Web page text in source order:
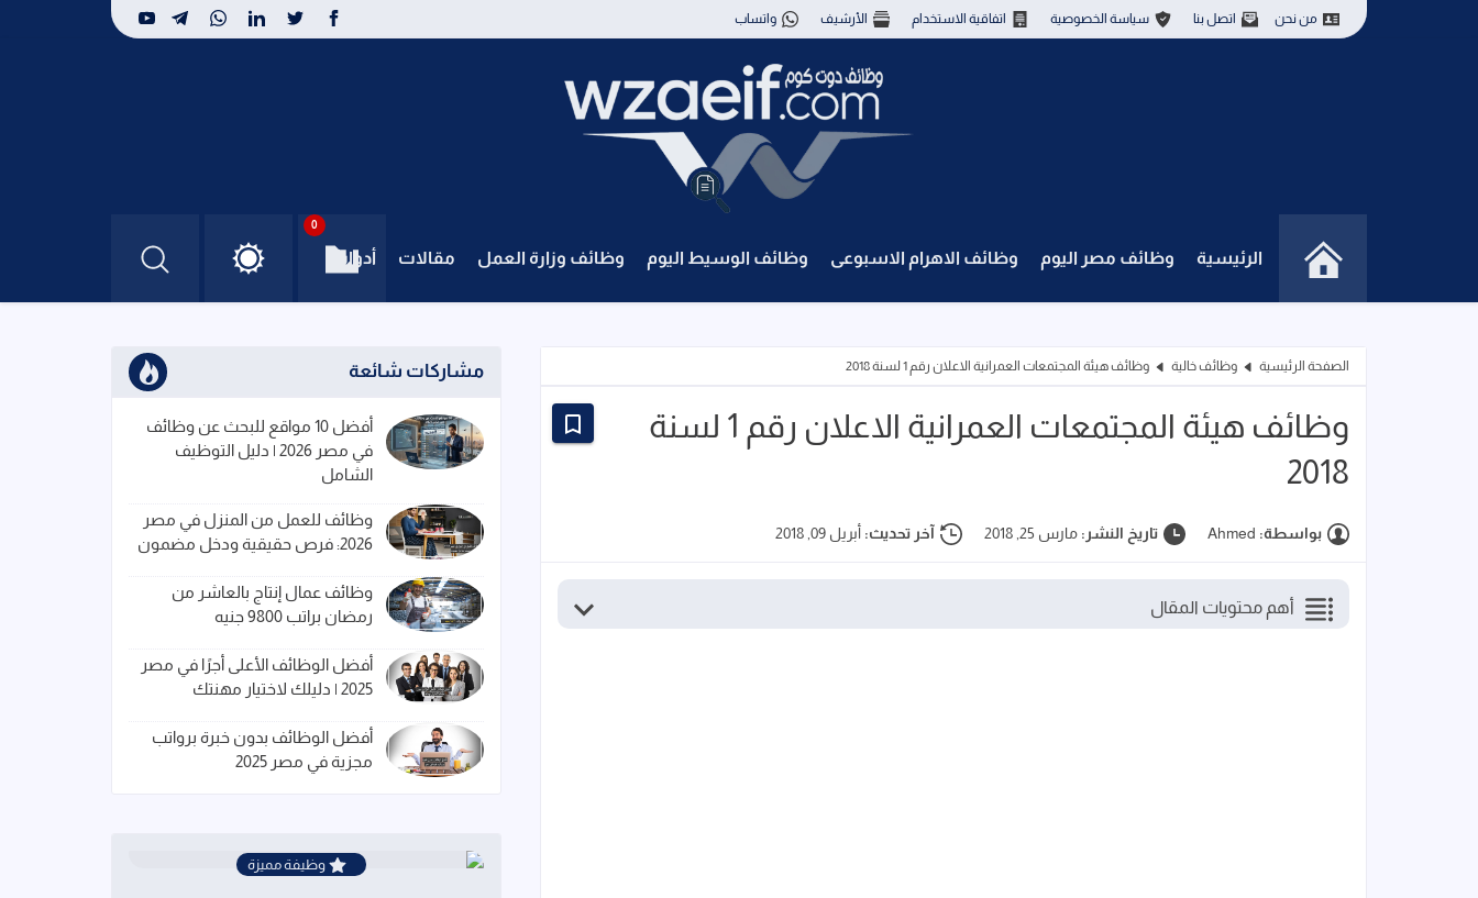
من نحن اتصل بنا سياسة الخصوصية اتفاقية الاستخدام الأرشيف واتساب
الرئيسية وظائف مصر اليوم وظائف الاهرام الاسبوعى وظائف الوسيط اليوم وظائف وزارة العمل مقالات أدوات
0
الصفحة الرئيسية وظائف خالية وظائف هيئة المجتمعات العمرانية الاعلان رقم 1 لسنة 2018
وظائف هيئة المجتمعات العمرانية الاعلان رقم 1 لسنة
2018
بواسطة: Ahmed تاريخ النشر: مارس 25, 2018 آخر تحديث: أبريل 09, 2018
أهم محتويات المقال
مشاركات شائعة
أفضل 10 مواقع للبحث عن وظائف
في مصر 2026 | دليل التوظيف
الشامل
وظائف للعمل من المنزل في مصر
2026: فرص حقيقية ودخل مضمون
وظائف عمال إنتاج بالعاشر من
رمضان براتب 9800 جنيه
أفضل الوظائف الأعلى أجرًا في مصر
2025 | دليلك لاختيار مهنتك
أفضل الوظائف بدون خبرة برواتب
مجزية في مصر 2025
وظيفة مميزة